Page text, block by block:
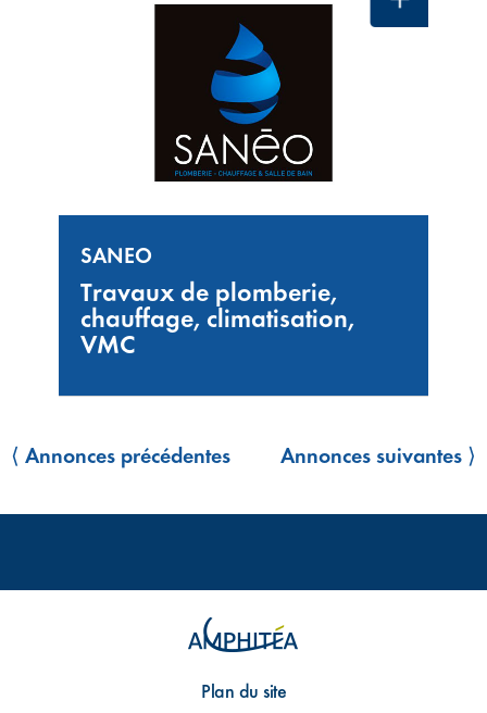
SANEO
Travaux de plomberie,
chauffage, climatisation,
VMC
⟨ Annonces précédentes Annonces suivantes ⟩
Plan du site